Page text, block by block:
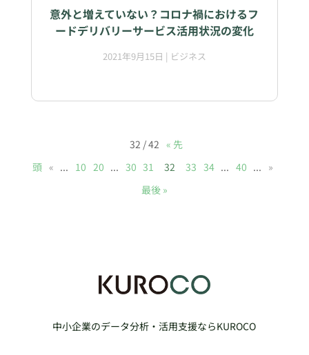
意外と増えていない？コロナ禍におけるフ
ードデリバリーサービス活用状況の変化
2021年9月15日 | ビジネス
32 / 42 « 先
頭 « ... 10 20 ... 30 31 32 33 34 ... 40 ... »
最後 »
中小企業のデータ分析・活用支援ならKUROCO